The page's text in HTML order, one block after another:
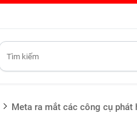
Meta ra mắt các công cụ phát